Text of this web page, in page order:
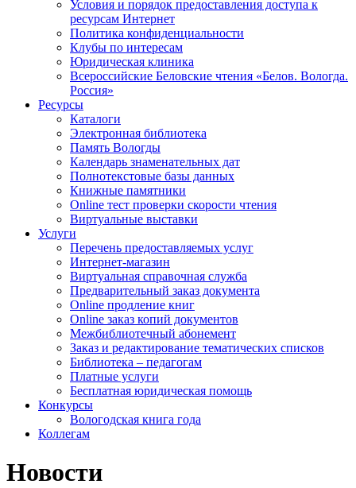
Условия и порядок предоставления доступа к
ресурсам Интернет
Политика конфиденциальности
Клубы по интересам
Юридическая клиника
Всероссийские Беловские чтения «Белов. Вологда.
Россия»
Ресурсы
Каталоги
Электронная библиотека
Память Вологды
Календарь знаменательных дат
Полнотекстовые базы данных
Книжные памятники
Online тест проверки скорости чтения
Виртуальные выставки
Услуги
Перечень предоставляемых услуг
Интернет-магазин
Виртуальная справочная служба
Предварительный заказ документа
Online продление книг
Online заказ копий документов
Межбиблиотечный абонемент
Заказ и редактирование тематических списков
Библиотека – педагогам
Платные услуги
Бесплатная юридическая помощь
Конкурсы
Вологодская книга года
Коллегам
Новости